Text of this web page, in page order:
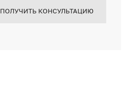
ПОЛУЧИТЬ КОНСУЛЬТАЦИЮ